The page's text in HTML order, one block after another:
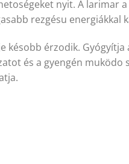
nyit. A larimar
rezgésu energiákkal
késobb érzodik.
és a gyengén muködo